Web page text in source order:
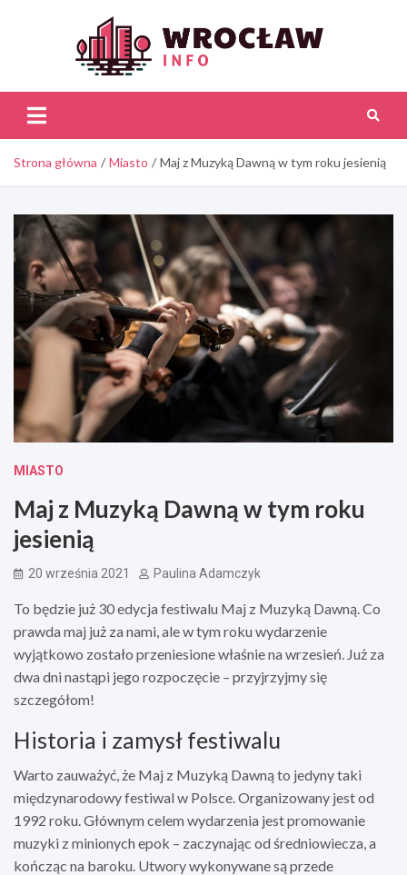
Strona główna Miasto Maj z Muzyką Dawną w tym roku jesienią
MIASTO
Maj z Muzyką Dawną w tym roku
jesienią
20 września 2021 Paulina Adamczyk
To będzie już 30 edycja festiwalu Maj z Muzyką Dawną. Co
prawda maj już za nami, ale w tym roku wydarzenie
wyjątkowo zostało przeniesione właśnie na wrzesień. Już za
dwa dni nastąpi jego rozpoczęcie – przyjrzyjmy się
szczegółom!
Historia i zamysł festiwalu
Warto zauważyć, że Maj z Muzyką Dawną to jedyny taki
międzynarodowy festiwal w Polsce. Organizowany jest od
1992 roku. Głównym celem wydarzenia jest promowanie
muzyki z minionych epok – zaczynając od średniowiecza, a
kończąc na baroku. Utwory wykonywane są przede